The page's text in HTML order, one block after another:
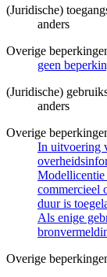
(Juridische)
anders
Overige
geen
(Juridische)
anders
Overige
In uitvoering
Modellicentie
commercieel
duur is
Als enige
Overige